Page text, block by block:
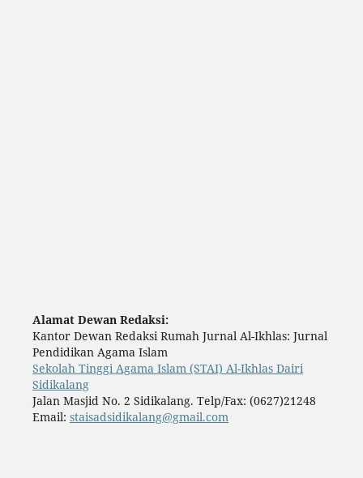
Alamat Dewan Redaksi:
Kantor Dewan Redaksi Rumah Jurnal Al-Ikhlas: Jurnal
Pendidikan Agama Islam
Sekolah Tinggi Agama Islam (STAI) Al-Ikhlas Dairi
Sidikalang
Jalan Masjid No. 2 Sidikalang. Telp/Fax: (0627)21248
Email: staisadsidikalang@gmail.com